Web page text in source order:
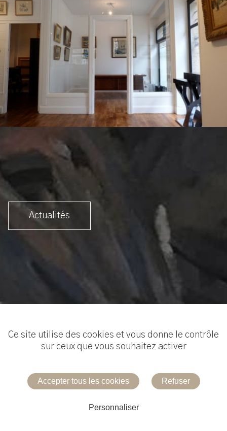
Actualités
Mentions légales
Ce site utilise des cookies et vous donne le contrôle
sur ceux que vous souhaitez activer
Accepter tous les cookies Refuser
Personnaliser